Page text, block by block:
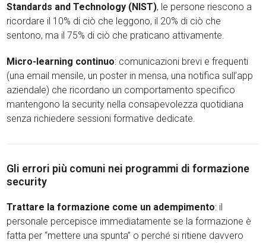
Standards and Technology (NIST), le persone riescono a
ricordare il 10% di ciò che leggono, il 20% di ciò che
sentono, ma il 75% di ciò che praticano attivamente.
Micro-learning continuo: comunicazioni brevi e frequenti
(una email mensile, un poster in mensa, una notifica sull’app
aziendale) che ricordano un comportamento specifico
mantengono la security nella consapevolezza quotidiana
senza richiedere sessioni formative dedicate.
Gli errori più comuni nei programmi di formazione
security
Trattare la formazione come un adempimento: il
personale percepisce immediatamente se la formazione è
fatta per “mettere una spunta” o perché si ritiene davvero